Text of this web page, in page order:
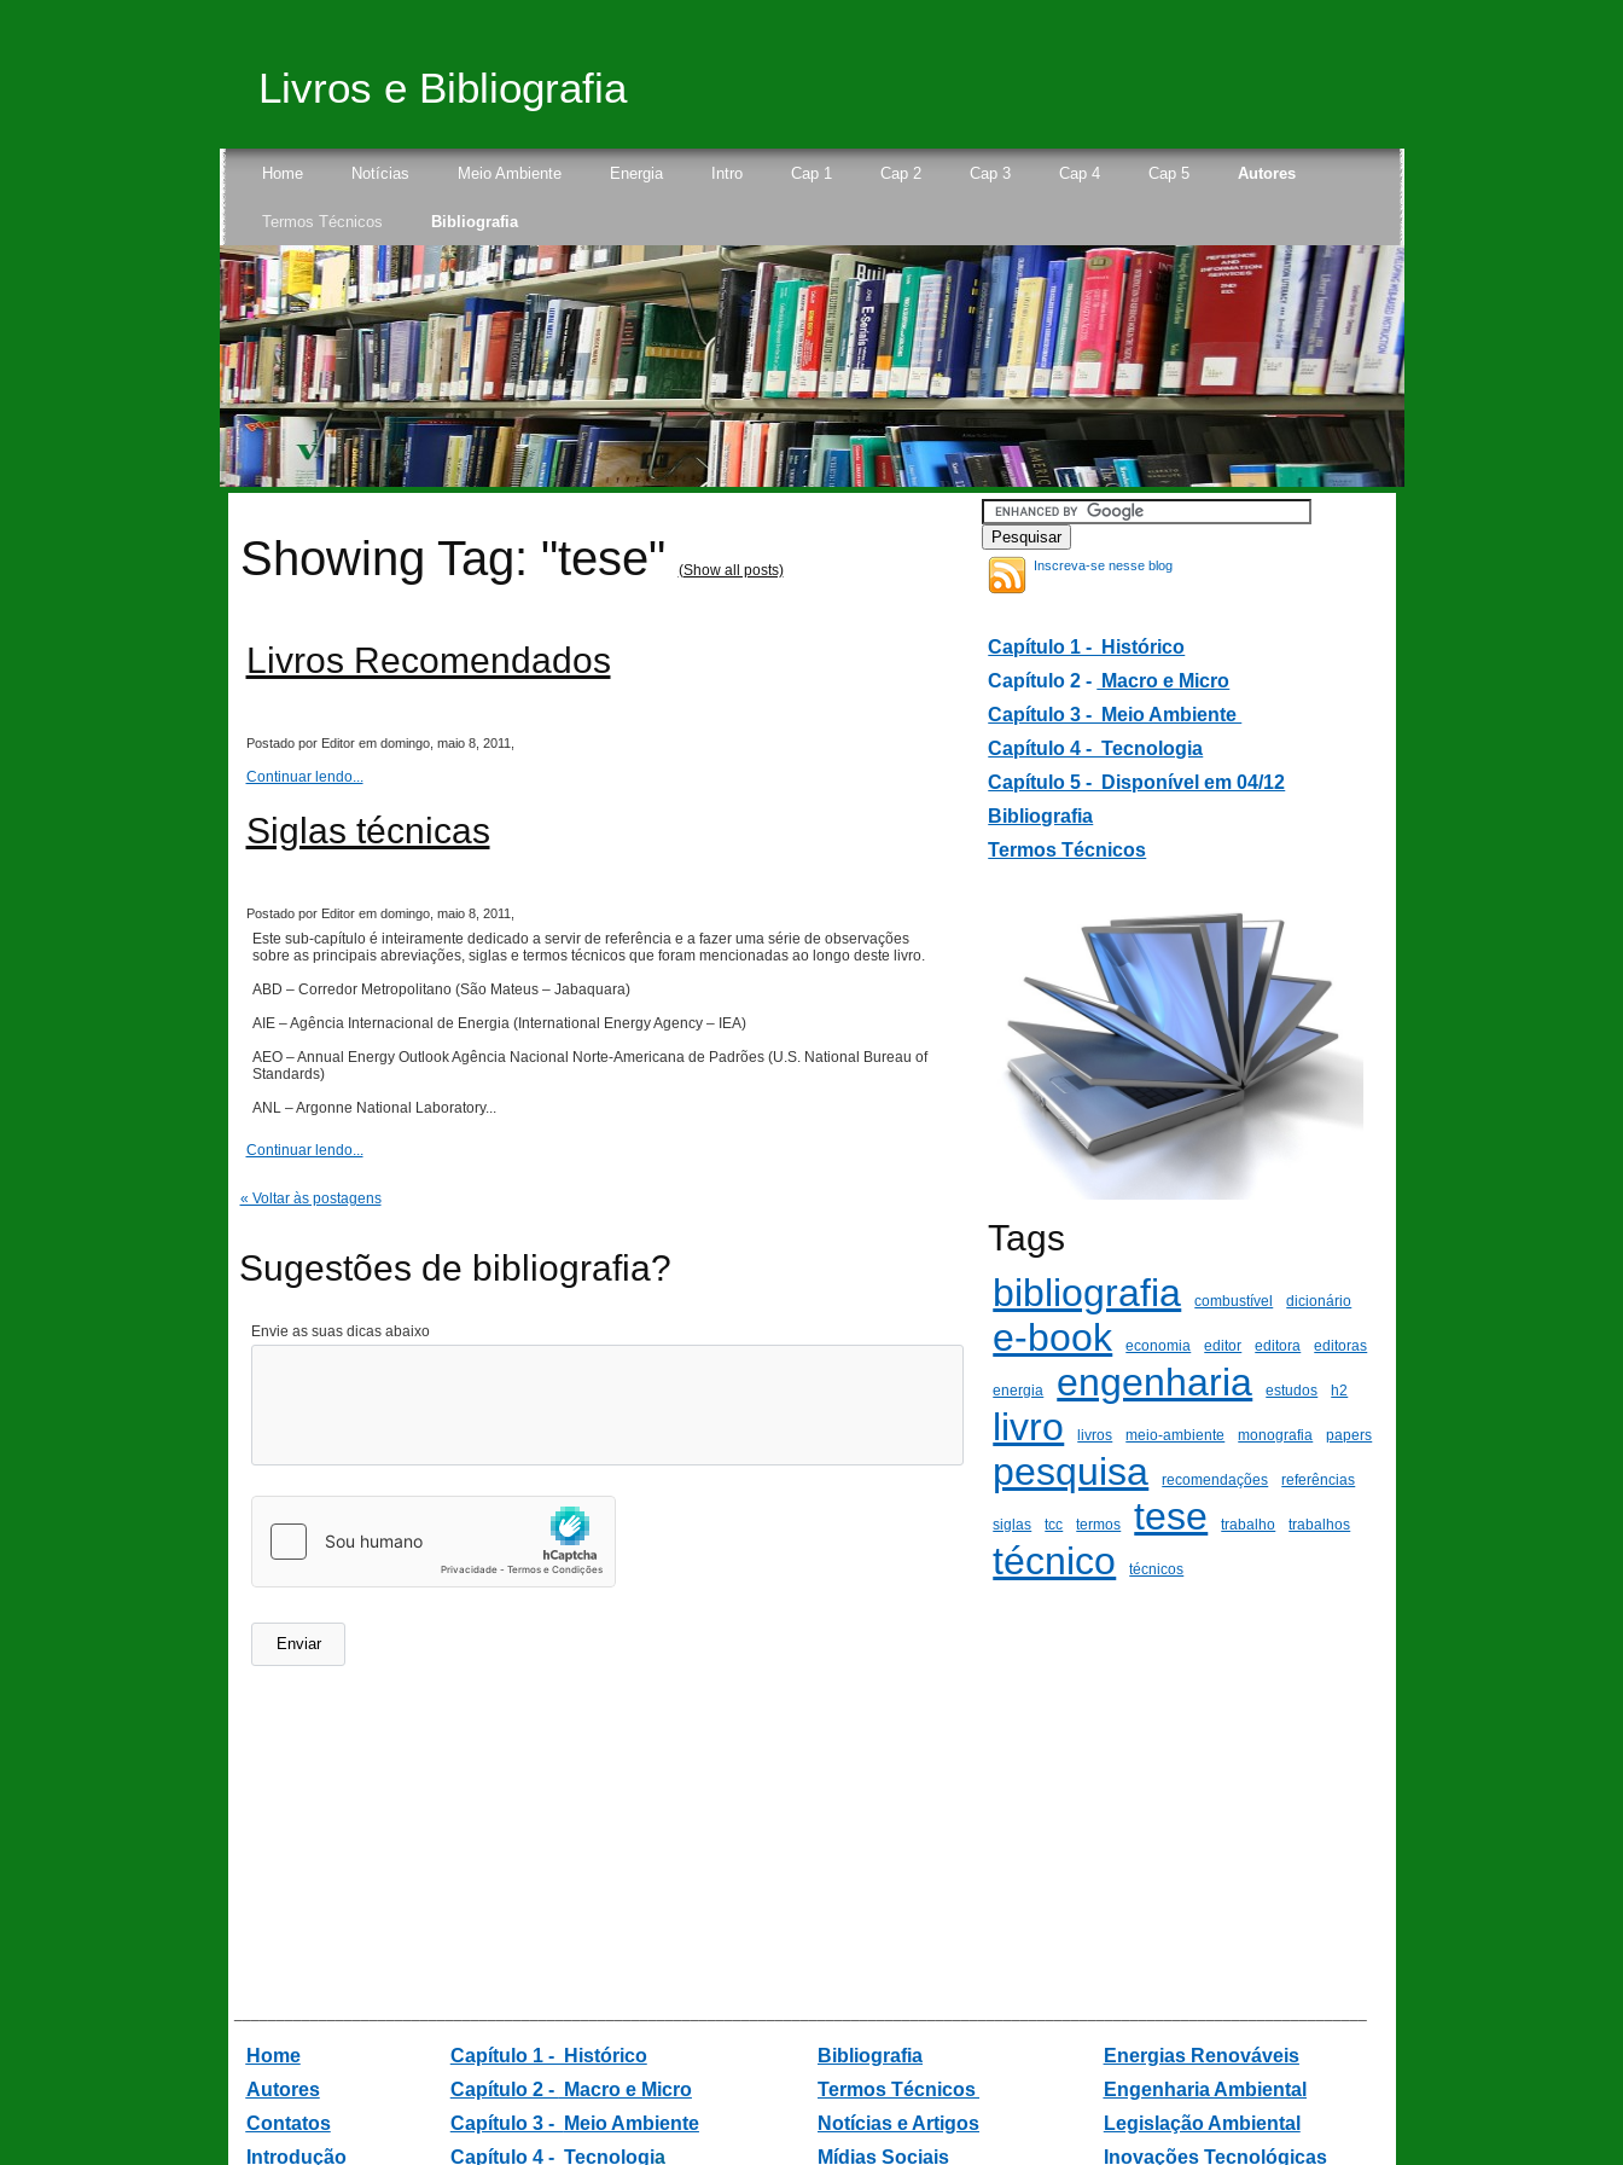
Livros e Bibliografia
Home Notícias Meio Ambiente Energia Intro Cap 1 Cap 2 Cap 3 Cap 4 Cap 5 Autores
Termos Técnicos Bibliografia
Showing Tag: "tese" (Show all posts)
Livros Recomendados
Postado por Editor em domingo, maio 8, 2011,
Continuar lendo...
Siglas técnicas
Postado por Editor em domingo, maio 8, 2011,
Este sub-capítulo é inteiramente dedicado a servir de referência e a fazer uma série de observações
sobre as principais abreviações, siglas e termos técnicos que foram mencionadas ao longo deste livro.
ABD – Corredor Metropolitano (São Mateus – Jabaquara)
AIE – Agência Internacional de Energia (International Energy Agency – IEA)
AEO – Annual Energy Outlook Agência Nacional Norte-Americana de Padrões (U.S. National Bureau of
Standards)
ANL – Argonne National Laboratory...
Continuar lendo...
« Voltar às postagens
Sugestões de bibliografia?
Envie as suas dicas abaixo
Inscreva-se nesse blog
Capítulo 1 - Histórico
Capítulo 2 -
Macro e Micro
Capítulo 3 - Meio Ambiente
Capítulo 4 - Tecnologia
Capítulo 5 - Disponível em 04/12
Bibliografia
Termos Técnicos
Tags
bibliografia combustível dicionário
e-book economia editor editora editoras
energia engenharia estudos h2
livro livros meio-ambiente monografia papers
pesquisa recomendações referências
siglas tcc termos tese trabalho trabalhos
técnico técnicos
Home
Autores
Contatos
Introdução
Capítulo 1 - Histórico
Capítulo 2 -
Macro e Micro
Capítulo 3 -
Meio Ambiente
Capítulo 4 - Tecnologia
Bibliografia
Termos Técnicos
Notícias e Artigos
Mídias Sociais
Energias Renováveis
Engenharia Ambiental
Legislação Ambiental
Inovações Tecnológicas